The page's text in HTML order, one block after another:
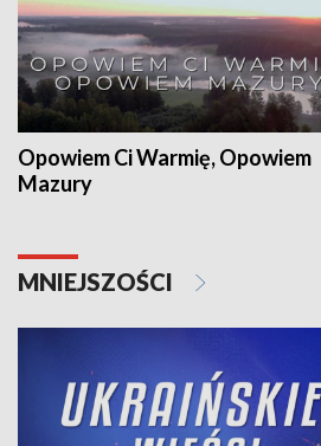
Opowiem Ci Warmię, Opowiem
Mazury
MNIEJSZOŚCI